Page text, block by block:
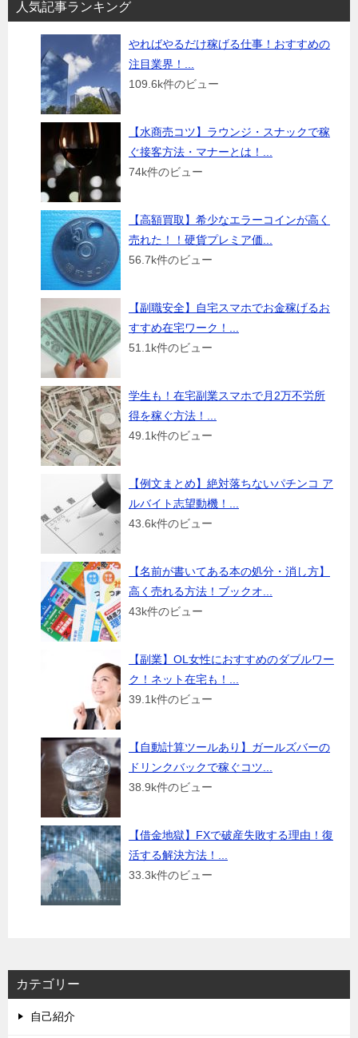
人気記事ランキング
やればやるだけ稼げる仕事！おすすめの
注目業界！...
109.6k件のビュー
【水商売コツ】ラウンジ・スナックで稼
ぐ接客方法・マナーとは！...
74k件のビュー
【高額買取】希少なエラーコインが高く
売れた！！硬貨プレミア価...
56.7k件のビュー
【副職安全】自宅スマホでお金稼げるお
すすめ在宅ワーク！...
51.1k件のビュー
学生も！在宅副業スマホで月2万不労所
得を稼ぐ方法！...
49.1k件のビュー
【例文まとめ】絶対落ちないパチンコ ア
ルバイト志望動機！...
43.6k件のビュー
【名前が書いてある本の処分・消し方】
高く売れる方法！ブックオ...
43k件のビュー
【副業】OL女性におすすめのダブルワー
ク！ネット在宅も！...
39.1k件のビュー
【自動計算ツールあり】ガールズバーの
ドリンクバックで稼ぐコツ...
38.9k件のビュー
【借金地獄】FXで破産失敗する理由！復
活する解決方法！...
33.3k件のビュー
カテゴリー
自己紹介